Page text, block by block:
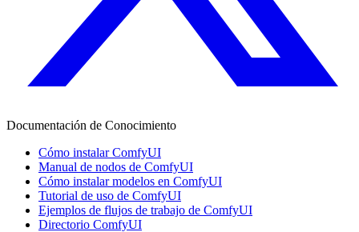
Documentación de Conocimiento
Cómo instalar ComfyUI
Manual de nodos de ComfyUI
Cómo instalar modelos en ComfyUI
Tutorial de uso de ComfyUI
Ejemplos de flujos de trabajo de ComfyUI
Directorio ComfyUI